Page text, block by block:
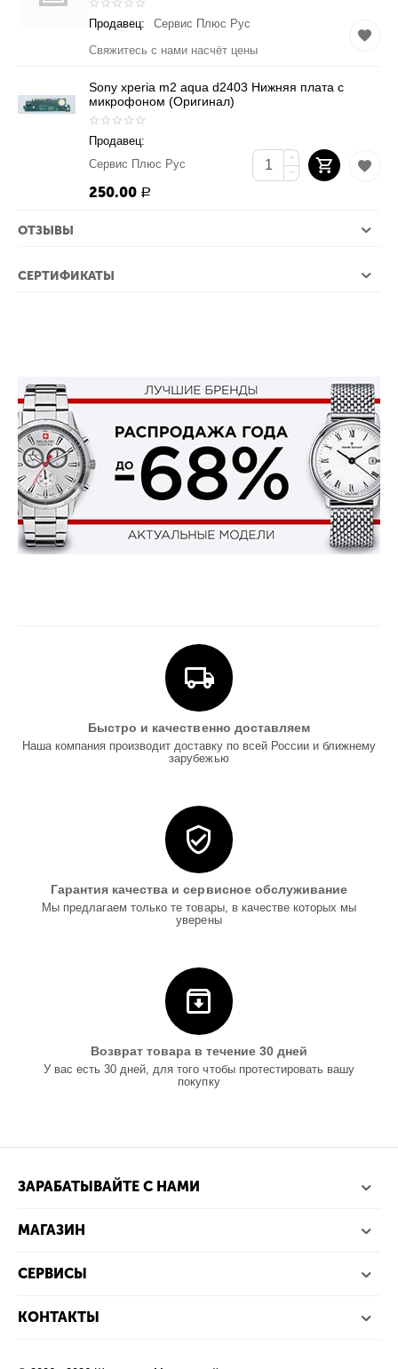
Продавец:
Сервис Плюс Рус
Свяжитесь с нами насчёт цены
Sony xperia m2 aqua d2403 Нижняя плата с
микрофоном (Оригинал)
Продавец:
Сервис Плюс Рус
250.00 Р
+
−
ОТЗЫВЫ
СЕРТИФИКАТЫ
Быстро и качественно доставляем
Наша компания производит доставку по всей России и ближнему
зарубежью
Гарантия качества и сервисное обслуживание
Мы предлагаем только те товары, в качестве которых мы
уверены
Возврат товара в течение 30 дней
У вас есть 30 дней, для того чтобы протестировать вашу
покупку
ЗАРАБАТЫВАЙТЕ С НАМИ
МАГАЗИН
СЕРВИСЫ
КОНТАКТЫ